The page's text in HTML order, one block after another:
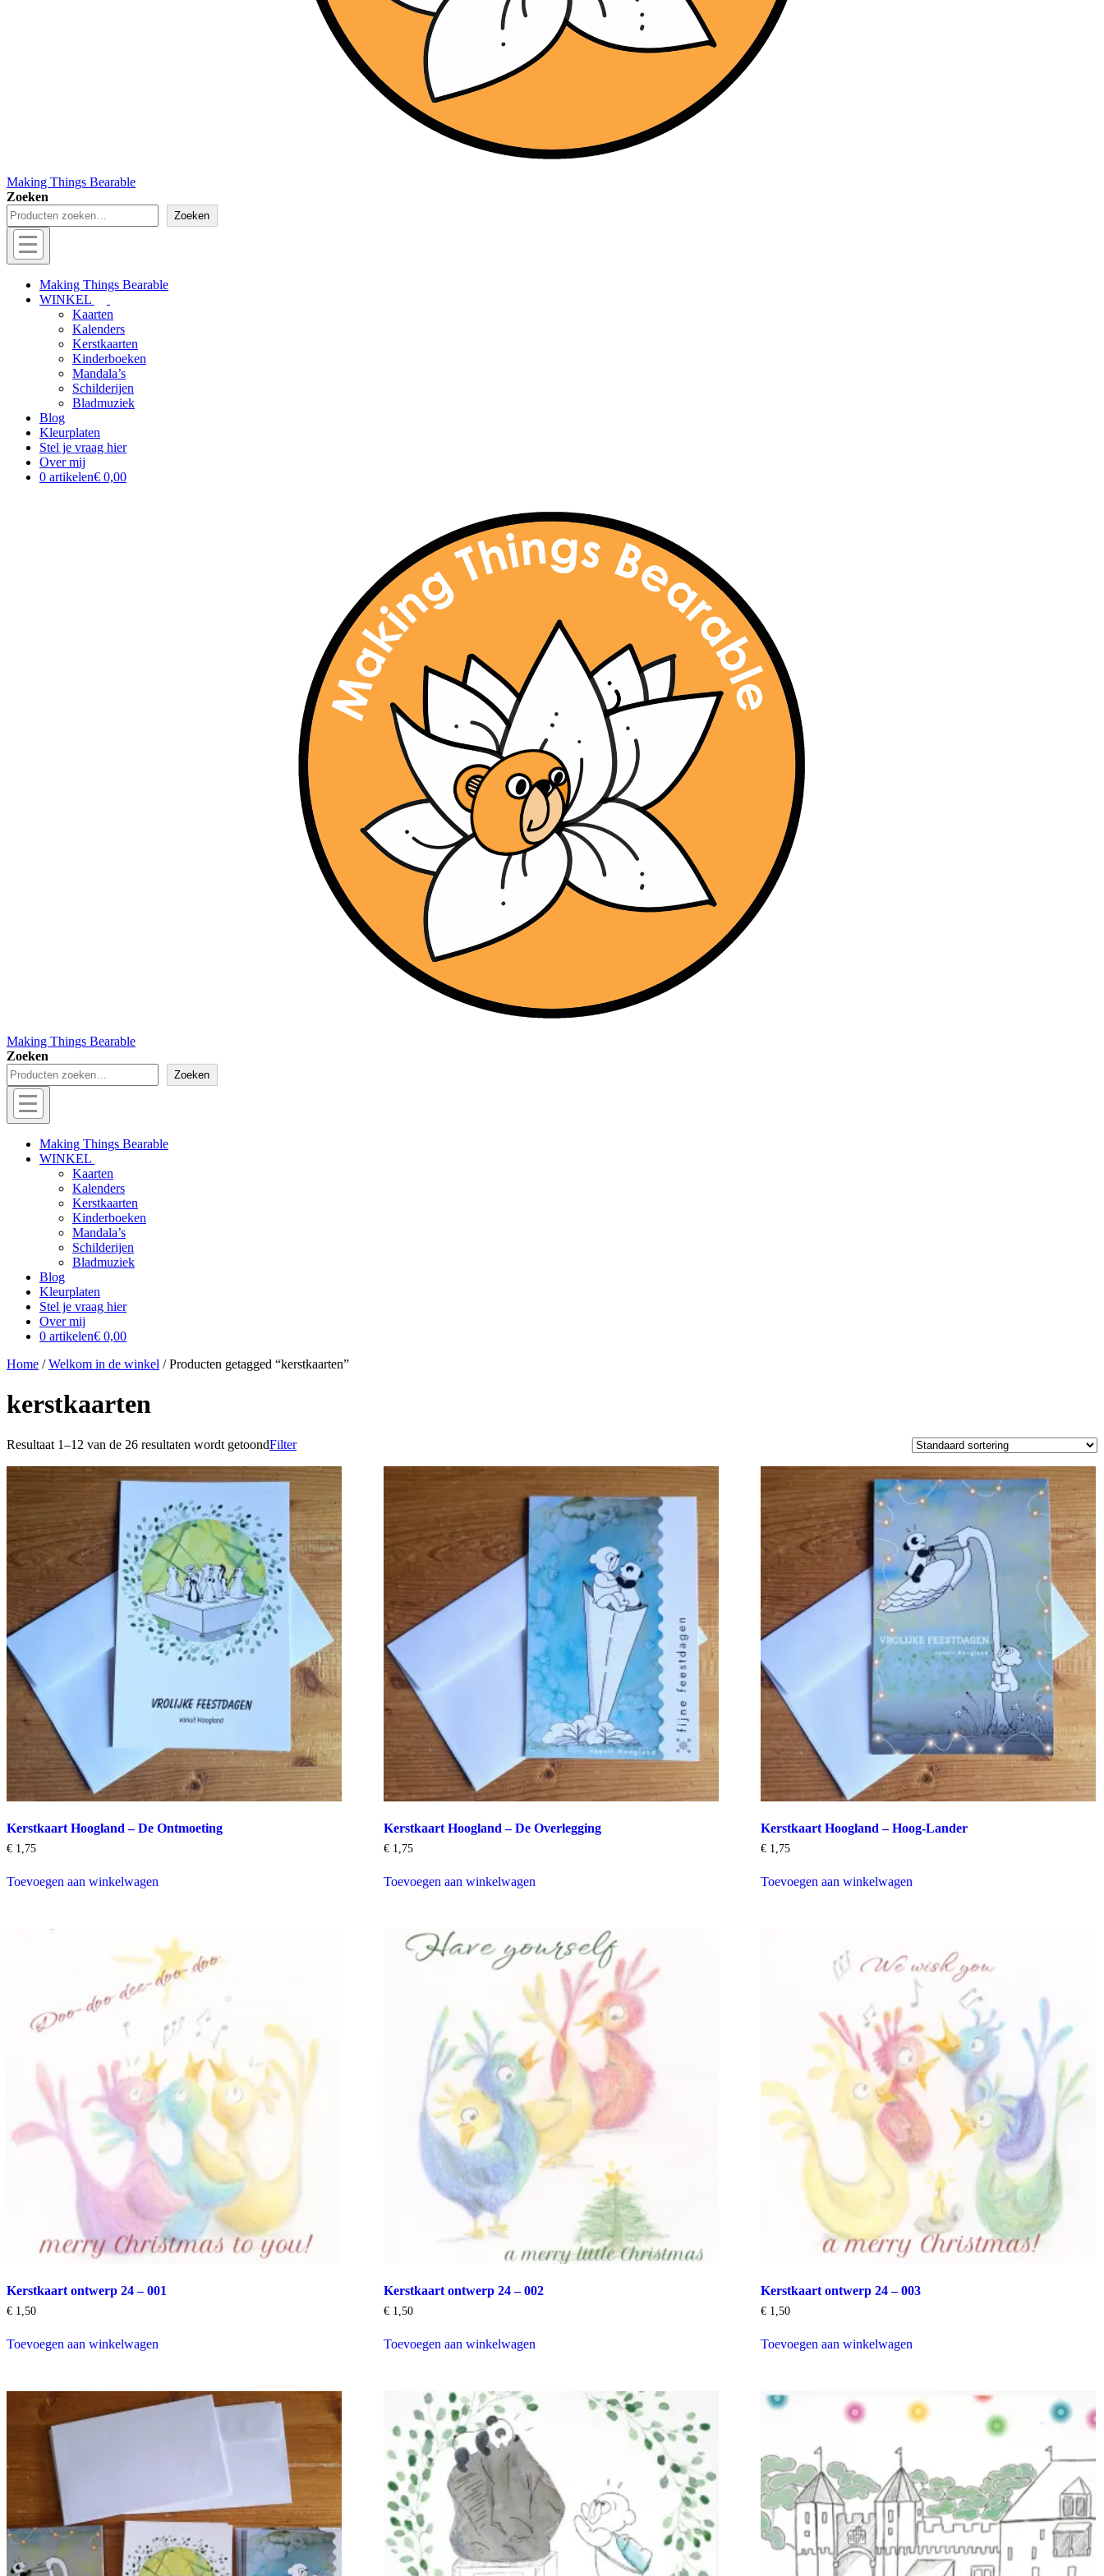
Making Things Bearable
Zoeken
Zoeken
Hoofd
navigatie
Menu
Making Things Bearable
WINKEL
Kaarten
Kalenders
Kerstkaarten
Kinderboeken
Mandala’s
Schilderijen
Bladmuziek
Blog
Kleurplaten
Stel je vraag hier
Over mij
0 artikelen€ 0,00
Making Things Bearable
Zoeken
Zoeken
Menu
Off
canvas
Making Things Bearable
WINKEL
Kaarten
Kalenders
Kerstkaarten
Kinderboeken
Mandala’s
Schilderijen
Bladmuziek
Blog
Kleurplaten
Stel je vraag hier
Over mij
0 artikelen€ 0,00
Home /Welkom in de winkel / Producten getagged “kerstkaarten”
kerstkaarten
Filter
Resultaat 1–12 van de 26 resultaten wordt getoond
Kerstkaart Hoogland – De Ontmoeting
€ 1,75
Toevoegen aan winkelwagen
Kerstkaart Hoogland – De Overlegging
€1,75
Toevoegen aan winkelwagen
Kerstkaart Hoogland – Hoog-Lander
€1,75
Toevoegen aan winkelwagen
Kerstkaart ontwerp 24 – 001
€ 1,50
Toevoegen aan winkelwagen
Kerstkaart ontwerp 24 – 002
€1,50
Toevoegen aan winkelwagen
Kerstkaart ontwerp 24 – 003
€1,50
Toevoegen aan winkelwagen